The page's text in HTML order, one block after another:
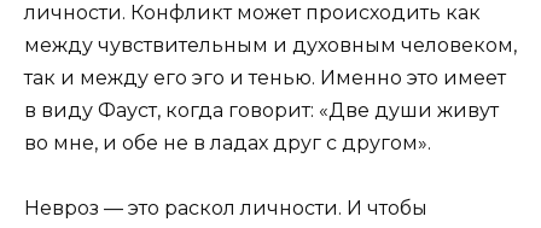
личности. Конфликт может происходить как
между чувствительным и духовным человеком,
так и между его эго и тенью. Именно это имеет
в виду Фауст, когда говорит: «Две души живут
во мне, и обе не в ладах друг с другом».
Невроз — это раскол личности. И чтобы